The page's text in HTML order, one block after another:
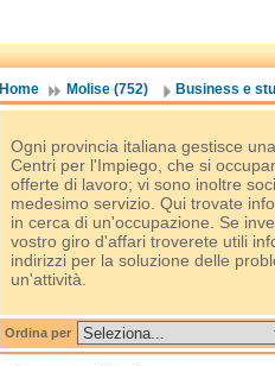
Home Molise (752) Business e
Ogni provincia italiana gestisce
Centri per l'Impiego, che si
offerte di lavoro; vi sono inoltre
medesimo servizio. Qui trovate
in cerca di un'occupazione. Se
vostro giro d'affari troverete utili
indirizzi per la soluzione delle
un'attività.
Ordina per